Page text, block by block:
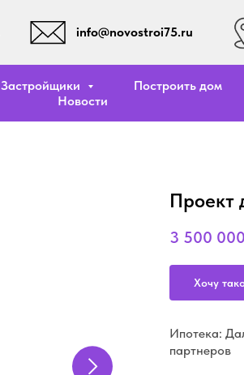
info@novostroi75.ru
Застройщики Построить дом
Новости
Проект
3 500 000
Хочу
Ипотека:
партнеров